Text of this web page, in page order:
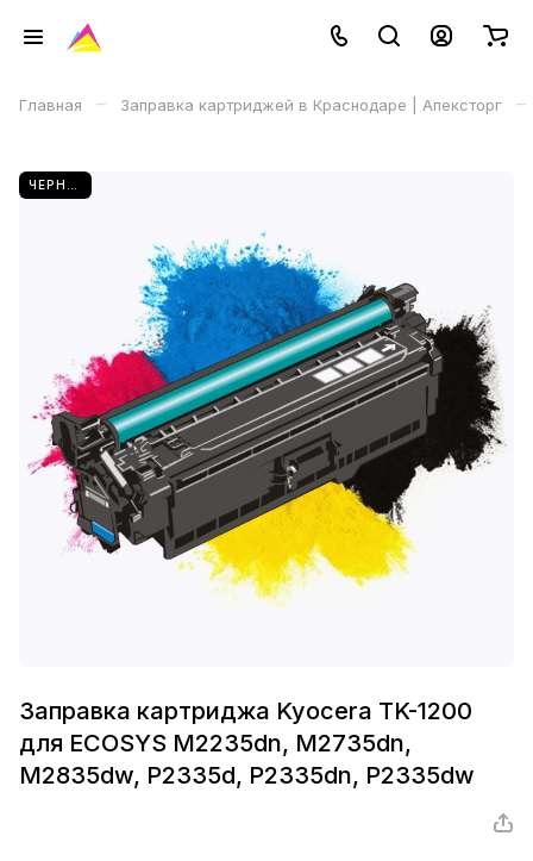
Главная – Заправка картриджей в Краснодаре | Апексторг –
Заправка картриджа Kyocera TK-1200
для ECOSYS M2235dn, M2735dn,
M2835dw, P2335d, P2335dn, P2335dw